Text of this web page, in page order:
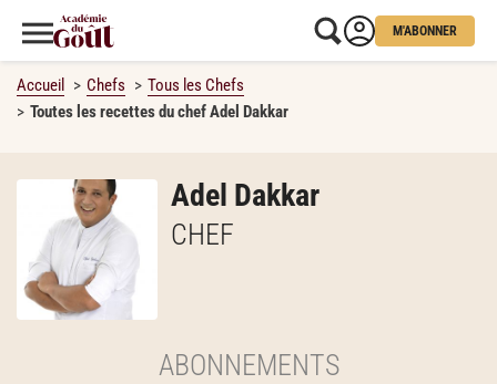
M'ABONNER
Accueil Chefs
Tous les Chefs
Toutes les recettes du chef Adel Dakkar
Adel Dakkar
CHEF
ABONNEMENTS